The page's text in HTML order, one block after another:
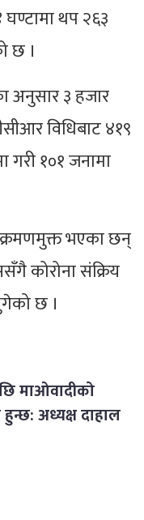
थप २६३
छ ।
अनुसार ३ हजार
विधिबाट ४१९
गरी १०१ जनामा
भएका छन्
कोरोना संक्रिय
छ ।
माओवादीको
अध्यक्ष दाहाल